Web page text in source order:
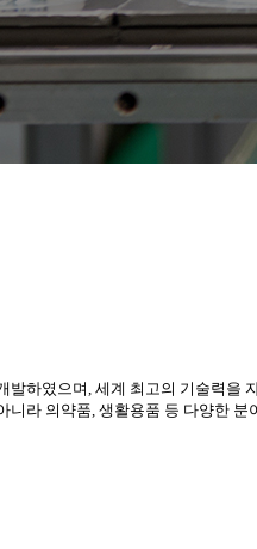
발하였으며, 세계 최고의 기술력을
니라 의약품, 생활용품 등 다양한 분